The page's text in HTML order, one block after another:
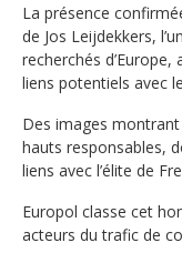
La présence
de Jos Leijdekkers,
recherchés
liens potentiels avec
Des images
hauts responsables,
liens avec l’élite de
Europol classe cet
acteurs du trafic de